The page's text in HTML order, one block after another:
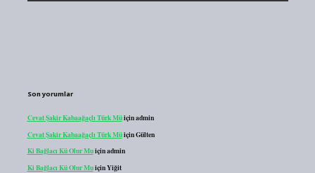
Son yorumlar
Cevat Şakir Kabaağaçlı Türk Müiçinadmin
Cevat Şakir Kabaağaçlı Türk MüiçinGülten
Ki Bağlacı Kü Olur Muiçinadmin
Ki Bağlacı Kü Olur MuiçinYiğit